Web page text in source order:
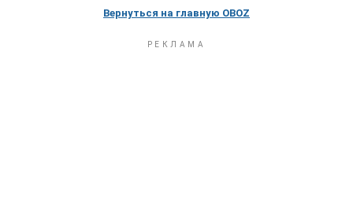
Вернуться на главную OBOZ